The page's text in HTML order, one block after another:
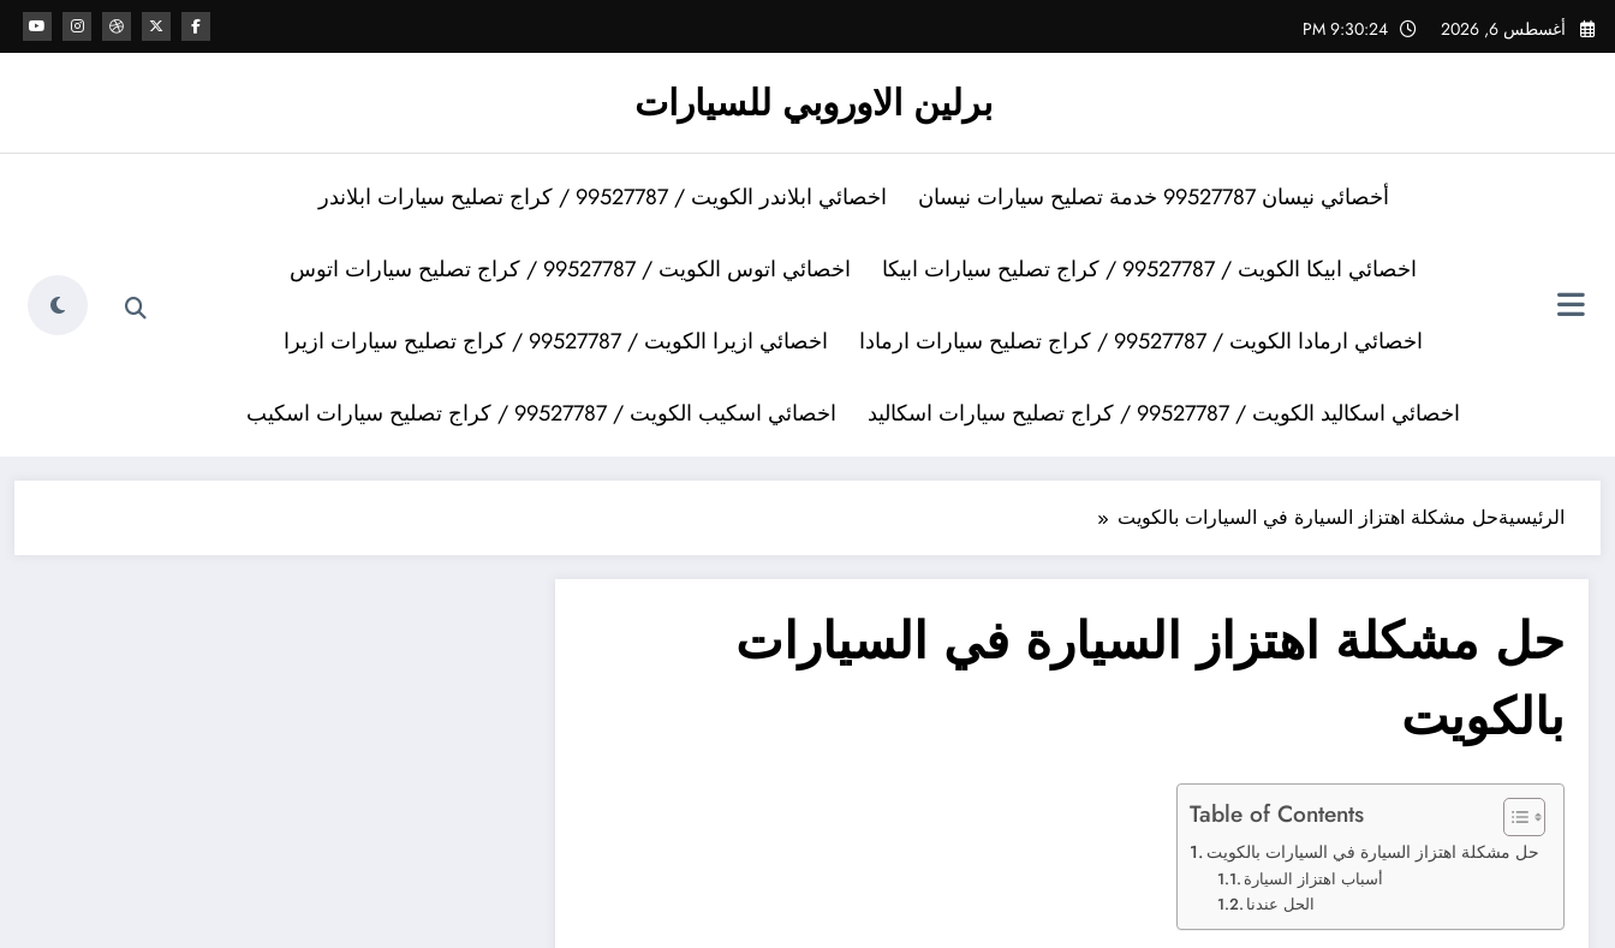
التجاوز
إلى
أغسطس 6, 2026 9:30:24 PM
برلين الاوروبي للسيارات
أخصائي نيسان 99527787 خدمة تصليح سيارات نيسان اخصائي ابلاندر الكويت / 99527787 / كراج تصليح سيارات ابلاندر
اخصائي ابيكا الكويت / 99527787 / كراج تصليح سيارات ابيكا اخصائي اتوس الكويت / 99527787 / كراج تصليح سيارات اتوس
اخصائي ارمادا الكويت / 99527787 / كراج تصليح سيارات ارمادا اخصائي ازيرا الكويت / 99527787 / كراج تصليح سيارات ازيرا
اخصائي اسكاليد الكويت / 99527787 / كراج تصليح سيارات اسكاليد اخصائي اسكيب الكويت / 99527787 / كراج تصليح سيارات اسكيب
الرئيسيةحل مشكلة اهتزاز السيارة في السيارات بالكويت
حل مشكلة اهتزاز السيارة في السيارات
بالكويت
Table of Contents
حل مشكلة اهتزاز السيارة في السيارات بالكويت
أسباب اهتزاز السيارة
الحل عندنا